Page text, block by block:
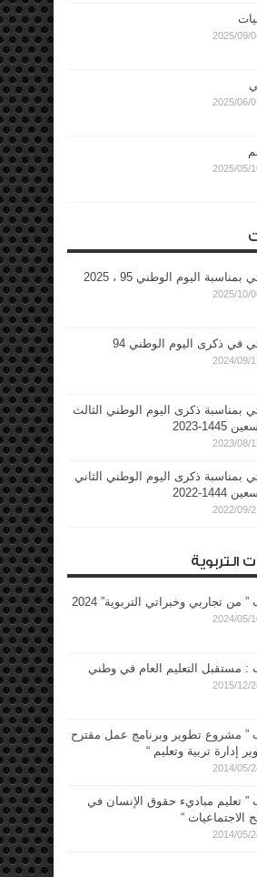
2025/09/
2025/06/
2025/05/
بمناسبة اليوم الوطني 95 ، 2025
2025/10/
في ذكرى اليوم الوطني 94
2024/09/
بمناسبة ذكرى اليوم الوطني الثالث
1445-2023
2023/08/
بمناسبة ذكرى اليوم الوطني الثاني
1444-2022
2022/09/
التربوية
” من تجاربي وخبراتي التربوية” 2024
2024/05/
: مستقبل التعليم العام في وطني
2015/12/
” مشروع تطوير وبرنامج عمل مقترح
إدارة تربية وتعليم “
2014/05/
” تعليم مباديء حقوق الإنسان في
الاجتماعيات “
2014/05/